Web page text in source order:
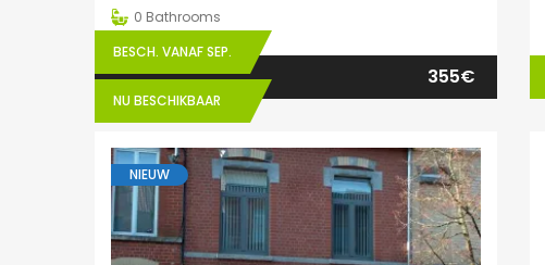
0 Bathrooms
BESCH. VANAF SEP.
NU BESCHIKBAAR
355€
NIEUW